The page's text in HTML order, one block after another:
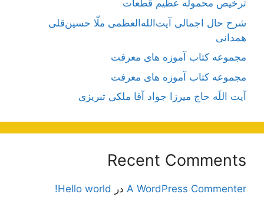
ترخیص محموله عظیم قطعات
شرح حال اجمالی آیت‌الله‌العظمی ملّا حسین‌قلی
همدانی
مجموعه کتاب آموزه های معرفت
مجموعه کتاب آموزه های معرفت
آیت اللَه حاج میرزا جواد آقا ملکی تبریزی
Recent Comments
A WordPress Commenter در Hello world!